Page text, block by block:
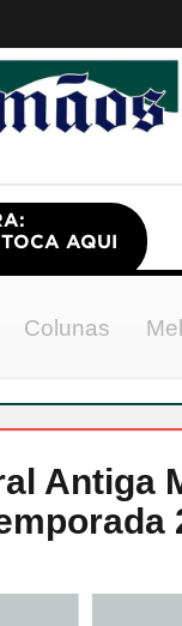
Colunas
Antiga